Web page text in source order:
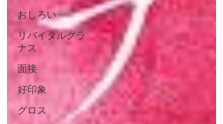
おしろい
リバイタルグラ
ナス
面接
好印象
グロス